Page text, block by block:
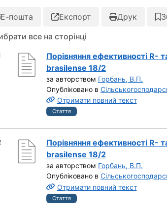
Е-пошта Експорт Друк
все на сторінці
результат під номером 1
Порівняння ефективності
brasilense 18/2
за авторством Горбань, В.П.
Опубліковано в
Отримати повний текст
Стаття
результат під номером 2
Порівняння ефективності
brasilense 18/2
за авторством Горбань, В.П.
Опубліковано в
Отримати повний текст
Стаття